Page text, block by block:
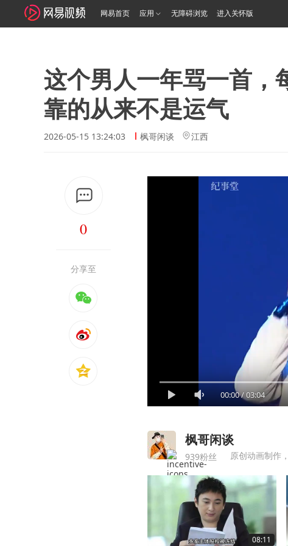
网易首页 应用 无障碍浏览 进入关怀版
这个男人一年骂一首，
靠的从来不是运气
2026-05-15 13:24:03 枫哥闲谈 江西
0
分享至
00:00/03:04
枫哥闲谈
939粉丝 原创动画制作
08:11